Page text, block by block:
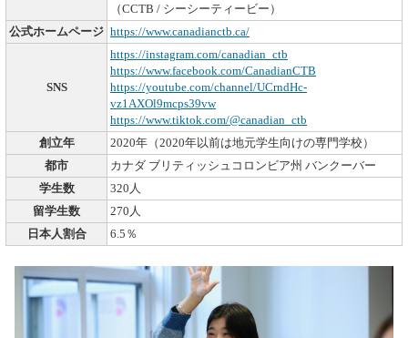
（CCTB / シーシーティービー）
公式ホームページ https://www.canadianctb.ca/
SNS
https://instagram.com/canadian_ctb
https://www.facebook.com/CanadianCTB
https://youtube.com/channel/UCrndHc-
vz1AXOl9mcps39vw
https://www.tiktok.com/@canadian_ctb
創立年
2020年（2020年以前は地元学生向けの専門学校）
都市
カナダ ブリティッシュコロンビア州 バンクーバー
学生数
320人
留学生数
270人
日本人割合
6.5％